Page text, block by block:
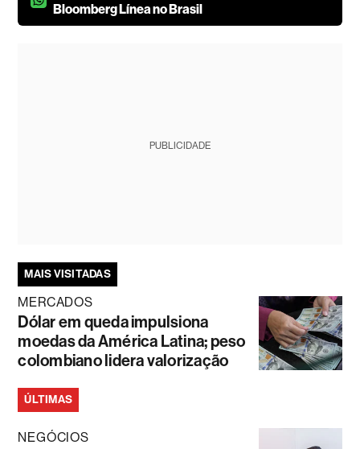
Bloomberg Línea no Brasil
PUBLICIDADE
MAIS VISITADAS
MERCADOS
Dólar em queda impulsiona
moedas da América Latina; peso
colombiano lidera valorização
ÚLTIMAS
NEGÓCIOS